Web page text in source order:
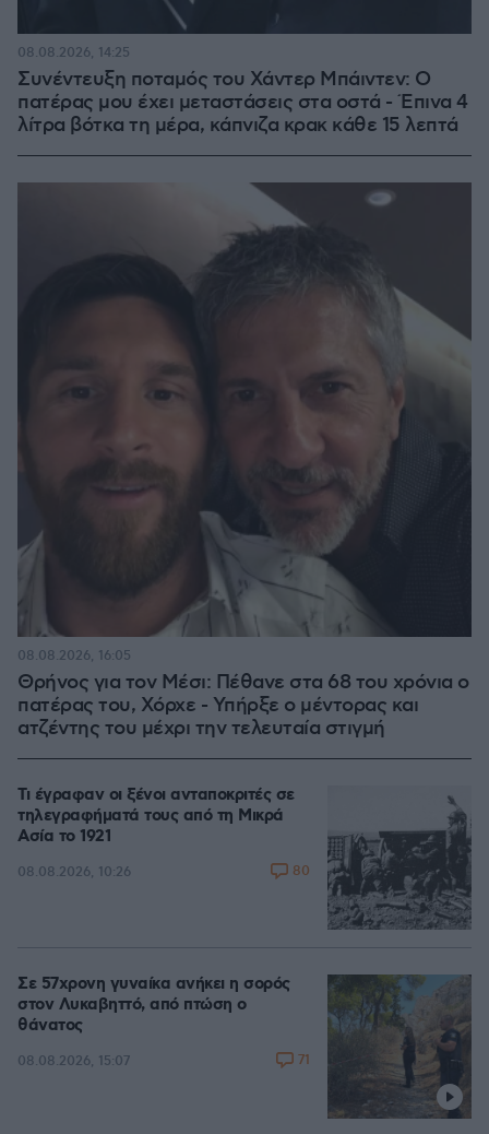
Συνέντευξη ποταμός του Χάντερ Μπάιντεν: Ο
πατέρας μου έχει μεταστάσεις στα οστά - Έπινα 4
λίτρα βότκα τη μέρα, κάπνιζα κρακ κάθε 15 λεπτά
08.08.2026, 14:25
Θρήνος για τον Μέσι: Πέθανε στα 68 του χρόνια ο
πατέρας του, Χόρχε - Υπήρξε ο μέντορας και
ατζέντης του μέχρι την τελευταία στιγμή
08.08.2026, 16:05
Τι έγραφαν οι ξένοι ανταποκριτές σε
τηλεγραφήματά τους από τη Μικρά
Ασία το 1921
08.08.2026, 10:26 80
Σε 57χρονη γυναίκα ανήκει η σορός
στον Λυκαβηττό, από πτώση ο
θάνατος
08.08.2026, 15:07 71